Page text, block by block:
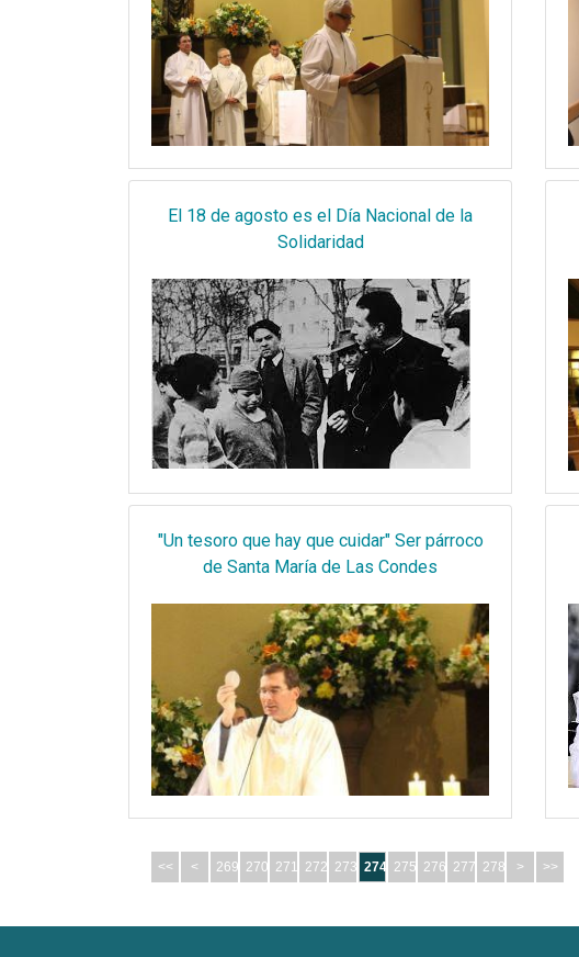
El 18 de agosto es el Día Nacional de la
Solidaridad
"Un tesoro que hay que cuidar" Ser párroco
de Santa María de Las Condes
<< < 269 270 271 272 273 274 275 276 277 278 > >>